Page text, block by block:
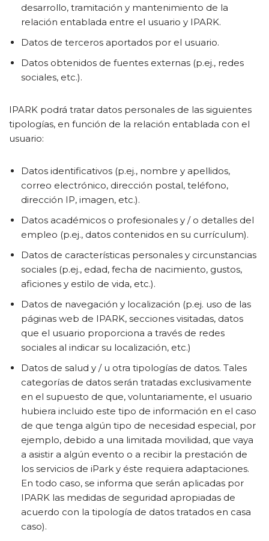
desarrollo, tramitación y mantenimiento de la
relación entablada entre el usuario y IPARK.
Datos de terceros aportados por el usuario.
Datos obtenidos de fuentes externas (p.ej., redes
sociales, etc.).
IPARK podrá tratar datos personales de las siguientes
tipologías, en función de la relación entablada con el
usuario:
Datos identificativos (p.ej., nombre y apellidos,
correo electrónico, dirección postal, teléfono,
dirección IP, imagen, etc.).
Datos académicos o profesionales y / o detalles del
empleo (p.ej., datos contenidos en su currículum).
Datos de características personales y circunstancias
sociales (p.ej., edad, fecha de nacimiento, gustos,
aficiones y estilo de vida, etc.).
Datos de navegación y localización (p.ej. uso de las
páginas web de IPARK, secciones visitadas, datos
que el usuario proporciona a través de redes
sociales al indicar su localización, etc.)
Datos de salud y / u otra tipologías de datos. Tales
categorías de datos serán tratadas exclusivamente
en el supuesto de que, voluntariamente, el usuario
hubiera incluido este tipo de información en el caso
de que tenga algún tipo de necesidad especial, por
ejemplo, debido a una limitada movilidad, que vaya
a asistir a algún evento o a recibir la prestación de
los servicios de iPark y éste requiera adaptaciones.
En todo caso, se informa que serán aplicadas por
IPARK las medidas de seguridad apropiadas de
acuerdo con la tipología de datos tratados en casa
caso).